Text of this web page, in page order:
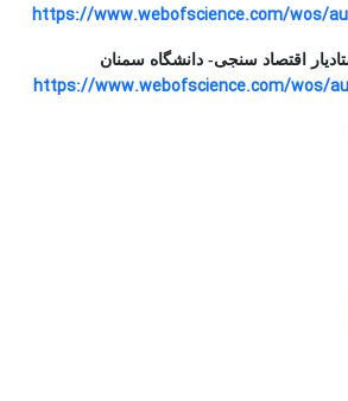
https://www.webofscience.com/wos/
https://www.webofscience.com/wos/